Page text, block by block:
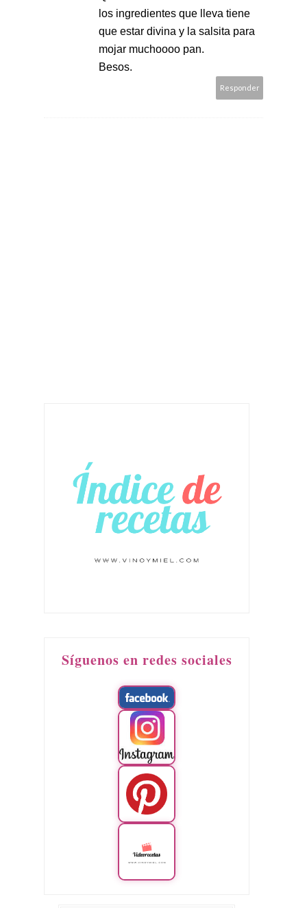
los ingredientes que lleva tiene
que estar divina y la salsita para
mojar muchoooo pan.
Besos.
Responder
Síguenos en redes sociales